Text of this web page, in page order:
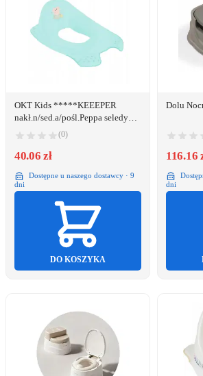
OKT Kids *****KEEEPER
nakł.n/sed.a/pośl.Peppa seledyn
(0)
40.06 zł
Dostępne u naszego dostawcy · 9
dni
DO KOSZYKA
Dolu
116.16
dni